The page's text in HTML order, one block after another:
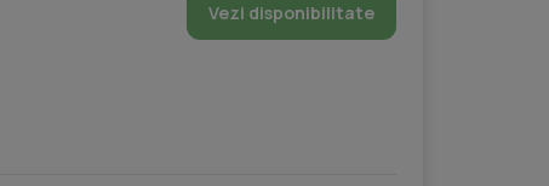
Vezi disponibilitate